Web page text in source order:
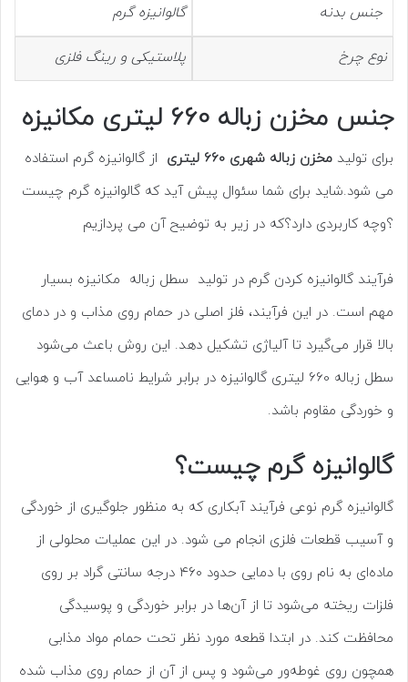
جنس بدنه گالوانیزه گرم
نوع چرخ پلاستیکی و رینگ فلزی
جنس مخزن زباله 660 لیتری مکانیزه
برای تولید مخزن زباله شهری 660 لیتری
از گالوانیزه گرم استفاده
می شود.شاید برای شما سئوال پیش آید که گالوانیزه گرم چیست
؟وچه کاربردی دارد؟که در زیر به توضیح آن می پردازیم
فرآیند گالوانیزه کردن گرم در تولید سطل زباله مکانیزه بسیار
مهم است. در این فرآیند، فلز اصلی در حمام روی مذاب و در دمای
بالا قرار می‌گیرد تا آلیاژی تشکیل دهد. این روش باعث می‌شود
سطل زباله 660 لیتری گالوانیزه در برابر شرایط نامساعد آب و هوایی
و خوردگی مقاوم باشد.
گالوانیزه گرم چیست؟
گالوانیزه گرم نوعی فرآیند آبکاری که به منظور جلوگیری از خوردگی
و آسیب قطعات فلزی انجام می شود. در این عملیات محلولی از
ماده‌ای به نام روی با دمایی حدود ۴۶۰ درجه سانتی گراد بر روی
فلزات ریخته می‌شود تا از آن‌ها در برابر خوردگی و پوسیدگی
محافظت کند. در ابتدا قطعه مورد نظر تحت حمام مواد مذابی
همچون روی غوطه‌ور می‌شود و پس ‌از آن از حمام روی مذاب شده